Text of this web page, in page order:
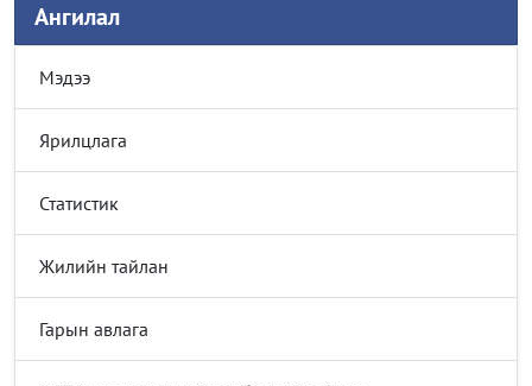
Ангилал
Мэдээ
Ярилцлага
Статистик
Жилийн тайлан
Гарын авлага